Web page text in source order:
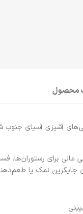
محصول
آشپزی آسیای
عالی برای
جایگزین نمک یا